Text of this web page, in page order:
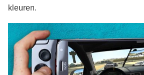
kleuren.